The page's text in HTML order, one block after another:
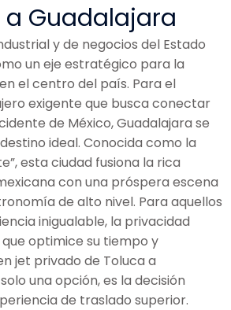
a Guadalajara
y de negocios del Estado
un eje estratégico para la
el centro del país. Para el
exigente que busca conectar
de México, Guadalajara se
ideal. Conocida como la
esta ciudad fusiona la rica
con una próspera escena
de alto nivel. Para aquellos
inigualable, la privacidad
optimice su tiempo y
jet privado de Toluca a
una opción, es la decisión
de traslado superior.